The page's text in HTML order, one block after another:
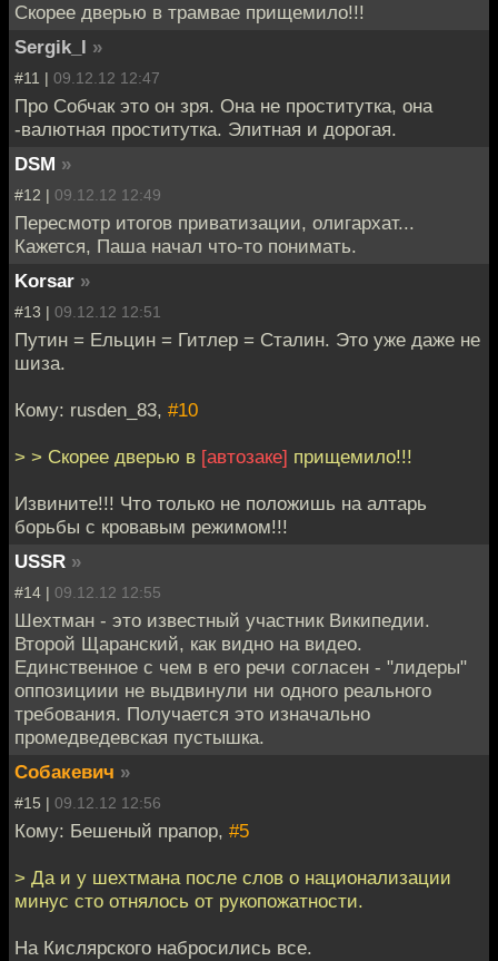
Скорее дверью в трамвае прищемило!!!
Sergik_l »
#11 | 09.12.12 12:47
Про Собчак это он зря. Она не проститутка, она
-валютная проститутка. Элитная и дорогая.
DSM »
#12 | 09.12.12 12:49
Пересмотр итогов приватизации, олигархат...
Кажется, Паша начал что-то понимать.
Korsar »
#13 | 09.12.12 12:51
Путин = Ельцин = Гитлер = Сталин. Это уже даже не
шиза.
Кому: rusden_83, #10
> > Скорее дверью в [автозаке] прищемило!!!
Извините!!! Что только не положишь на алтарь
борьбы с кровавым режимом!!!
USSR »
#14 | 09.12.12 12:55
Шехтман - это известный участник Википедии.
Второй Щаранский, как видно на видео.
Единственное с чем в его речи согласен - "лидеры"
оппозициии не выдвинули ни одного реального
требования. Получается это изначально
промедведевская пустышка.
Собакевич »
#15 | 09.12.12 12:56
Кому: Бешеный прапор, #5
> Да и у шехтмана после слов о национализации
минус сто отнялось от рукопожатности.
На Кислярского набросились все.